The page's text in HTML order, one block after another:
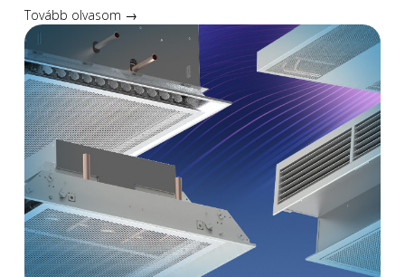
Tovább olvasom →